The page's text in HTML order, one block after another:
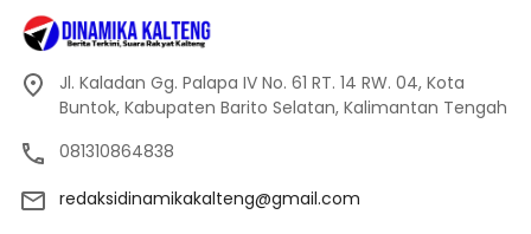
Jl. Kaladan Gg. Palapa IV No. 61 RT. 14 RW. 04, Kota
Buntok, Kabupaten Barito Selatan, Kalimantan Tengah
081310864838
redaksidinamikakalteng@gmail.com